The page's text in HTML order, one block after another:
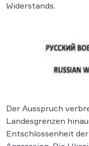
Widerstands.
Der Ausspruch
Landesgrenzen
Entschlossenheit